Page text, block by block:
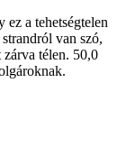
a tehetségtelen
van szó,
zárva télen. 50,0